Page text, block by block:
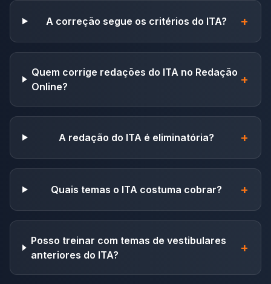
A correção segue os critérios do ITA? +
Quem corrige redações do ITA no Redação
Online?
+
A redação do ITA é eliminatória? +
Quais temas o ITA costuma cobrar? +
Posso treinar com temas de vestibulares
anteriores do ITA?
+